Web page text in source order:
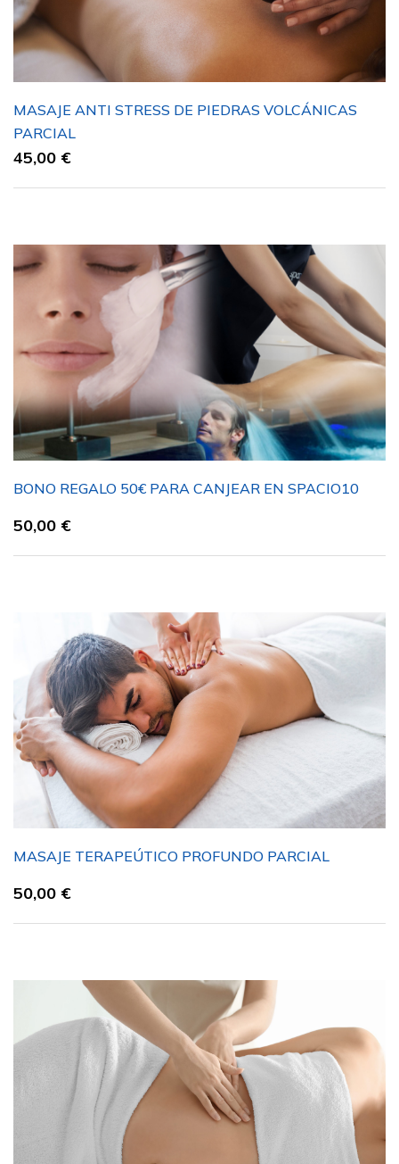
MASAJE ANTI STRESS DE PIEDRAS VOLCÁNICAS
PARCIAL
45,00 €
BONO REGALO 50€ PARA CANJEAR EN SPACIO10
50,00 €
MASAJE TERAPEÚTICO PROFUNDO PARCIAL
50,00 €